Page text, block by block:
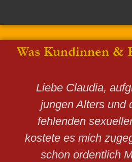
Was Kundinnen &
Liebe Claudia,
jungen Alters und
fehlenden
kostete es mich
schon ordentlich